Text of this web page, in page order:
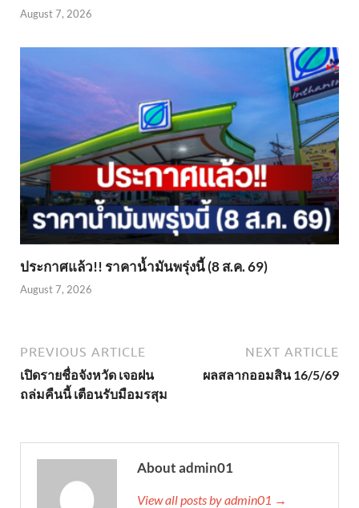
August 7, 2026
ประกาศแล้ว!! ราคาน้ำมันพรุ่งนี้ (8 ส.ค. 69)
August 7, 2026
PREVIOUS ARTICLE
เปิดรายชื่อจังหวัด เจอฝน
ถล่มคืนนี้ เตือนรับมือมรสุม
NEXT ARTICLE
ผลสลากออมสิน 16/5/69
About admin01
View all posts by admin01 →